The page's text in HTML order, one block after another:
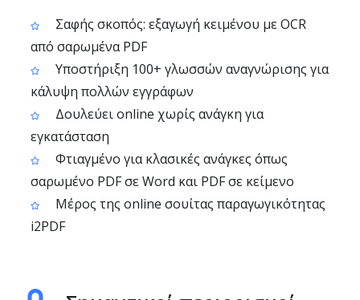
Σαφής σκοπός: εξαγωγή κειμένου με OCR
από σαρωμένα PDF
Υποστήριξη 100+ γλωσσών αναγνώρισης για
κάλυψη πολλών εγγράφων
Δουλεύει online χωρίς ανάγκη για
εγκατάσταση
Φτιαγμένο για κλασικές ανάγκες όπως
σαρωμένο PDF σε Word και PDF σε κείμενο
Μέρος της online σουίτας παραγωγικότητας
i2PDF